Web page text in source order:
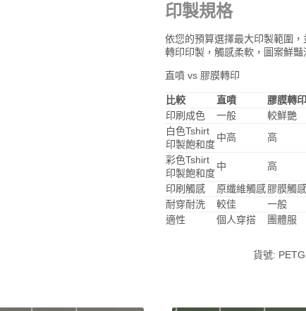
印製規格
依您的預算選擇最大印製範圍
轉印印製，觸感柔軟，圖案鮮豔
直噴 vs 膠膜轉印
比較 直噴
膠膜轉印
印刷成色
一般
較鮮艷
白色Tshirt
印製飽和度
中高
高
彩色Tshirt
印製飽和度
中
高
印刷觸感
原纖維觸感膠膜觸感
耐穿耐洗
較佳
一般
適性
個人穿搭 團體服
貨號: